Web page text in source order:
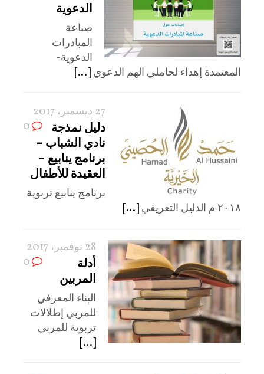
الدعوية
صناعة
المبادرات
الدعوية-
المعتمدة إهداء لحاملي الهم الدعوي [...]
27 ديسمبر، 2017
0
دليل نمذجة
نادي الشباب –
برنامج ينابيع –
العقيدة للأطفال
برنامج ينابيع تربوية
٢٠١٨ م الدليل التعريفي
[...]
28 نوفمبر، 2017
0
أدلة
المربين
البناء المعرفي
للمربي إطلالات
تربوية للمربي
[...]